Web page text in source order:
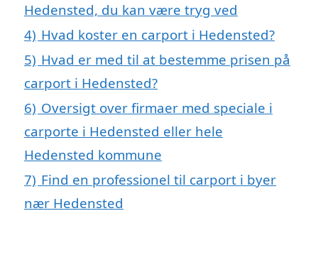
Hedensted, du kan være tryg ved
4) Hvad koster en carport i Hedensted?
5) Hvad er med til at bestemme prisen på
carport i Hedensted?
6) Oversigt over firmaer med speciale i
carporte i Hedensted eller hele
Hedensted kommune
7) Find en professionel til carport i byer
nær Hedensted